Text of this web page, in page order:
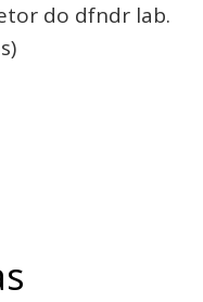
do dfndr lab.